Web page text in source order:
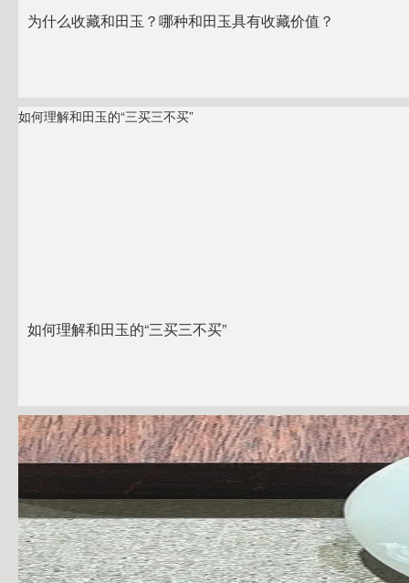
为什么收藏和田玉？哪种和田玉具有收藏价值？
如何理解和田玉的“三买三不买”
如何理解和田玉的“三买三不买”